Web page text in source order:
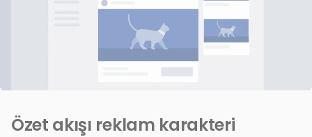
Özet akışı reklam karakteri